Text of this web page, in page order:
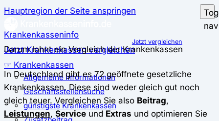
Hauptregion der Seite anspringen
Krankenkasseninfo
Jetzt Krankenkassen vergleichen
☞ Krankenkassen
Allgemeine Informationen
Geschäftsstellensuche
günstigste Krankenkassen
Jetzt vergleichen
Darum lohnt ein Vergleich der Krankenkassen
In Deutschland gibt es 72 geöffnete gesetzliche
Krankenkassen. Diese sind weder gleich gut noch
gleich teuer. Vergleichen Sie also Beitrag,
Leistungen, Service und Extras und optimieren Sie